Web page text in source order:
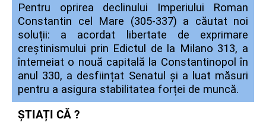
Pentru oprirea declinului Imperiului Roman
Constantin cel Mare (305-337) a căutat noi
soluții: a acordat libertate de exprimare
creștinismului prin Edictul de la Milano 313, a
întemeiat o nouă capitală la Constantinopol în
anul 330, a desființat Senatul și a luat măsuri
pentru a asigura stabilitatea forței de muncă.
ȘTIAȚI CĂ ?